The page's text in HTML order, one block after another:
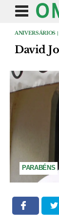
ANIVERSÁRIOS |
David
PARABÉNS